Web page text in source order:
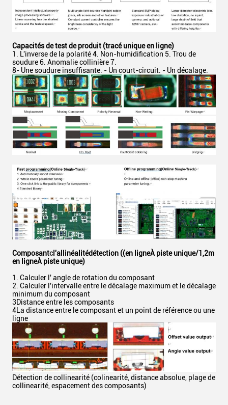
Capacités de test de produit (tracé unique en ligne)
L'inverse de la polarité 4. Non-humidification 5. Trou de
soudure 6. Anomalie collinière 7.
8- Une soudure insuffisante. - Un court-circuit. - Un décalage.
Composantcl'allinéalitédétection ((en ligneÀ piste unique/1,2m
en ligneÀ piste unique)
1. Calculer l' angle de rotation du composant
2. Calculer l'intervalle entre le décalage maximum et le décalage
minimum du composant
3Distance entre les composants
4La distance entre le composant et un point de référence ou une
ligne
Détection de collinearité (colinearité, distance absolue, plage de
collinearité, espacement des composants)